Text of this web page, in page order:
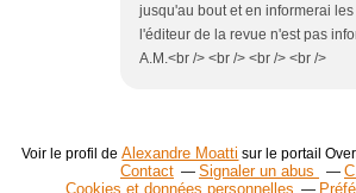
jusqu'au bout et en informerai
l'éditeur de la revue n'est pas
A.M.<br /> <br /> <br /> <br />
Voir le profil deAlexandre Moatti sur le portail
Contact
Signaler un abus
Cookies et données personnelles